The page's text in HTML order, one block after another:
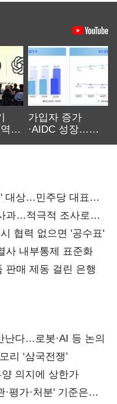
대
가입자 증가
·AIDC 성장…
대상…민주당 대표로
과…적극적 조사로
협력 없으면 '공수표'
사 내부통제 표준화
판매 제동 걸린 은행
난다…로봇·AI 등 논의
리 ‘삼국전쟁’
의지에 상한가
평가·처분' 기준은